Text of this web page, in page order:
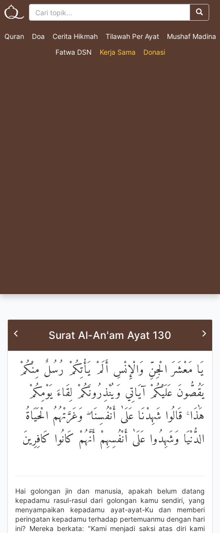
Quran Doa Cerita Hikmah Tilawah Per Ayat
Mushaf Madina
Fatwa DSN
Kerja Sama Donasi
Surat Al-An'am Ayat 130
يَا مَعْشَرَ الْجِنِّ وَالْإِنْسِ أَلَمْ يَأْتِكُمْ رُسُلٌ مِنْكُمْ
يَقُصُّونَ عَلَيْكُمْ آيَاتِي وَيُنْذِرُونَكُمْ لِقَاءَ يَوْمِكُمْ
هَٰذَا ۚ قَالُوا شَهِدْنَا عَلَىٰ أَنْفُسِنَا ۖ وَغَرَّتْهُمُ الْحَيَاةُ
الدُّنْيَا وَشَهِدُوا عَلَىٰ أَنْفُسِهِمْ أَنَّهُمْ كَانُوا كَافِرِينَ
Hai golongan jin dan manusia, apakah belum datang
kepadamu rasul-rasul dari golongan kamu sendiri, yang
menyampaikan kepadamu ayat-ayat-Ku dan memberi
peringatan kepadamu terhadap pertemuanmu dengan hari
ini? Mereka berkata: "Kami menjadi saksi atas diri kami